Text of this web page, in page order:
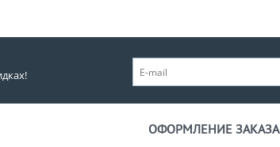
ОФОРМЛЕНИЕ ЗАКАЗА